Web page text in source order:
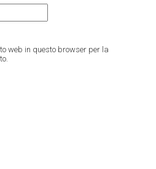
web in questo browser per la